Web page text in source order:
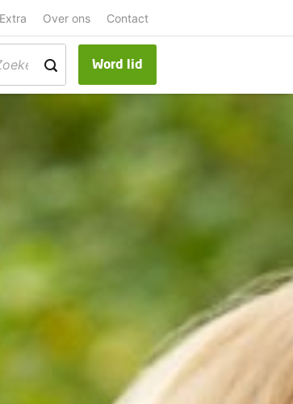
Over ons Contact
Word lid